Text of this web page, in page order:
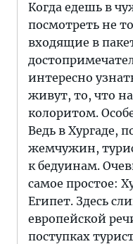
Когда едешь в
посмотреть не
входящие в
интересно
живут, то, что
колоритом.
Ведь в Хургаде,
жемчужин,
к бедуинам.
самое простое:
Египет. Здесь
европейской
поступках